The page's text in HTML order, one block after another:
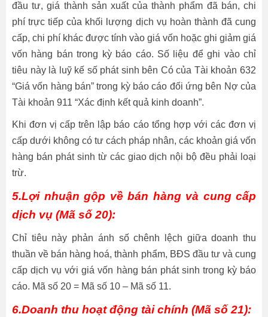
đầu tư, giá thành sản xuất của thành phẩm đã bán, chi
phí trực tiếp của khối lượng dịch vụ hoàn thành đã cung
cấp, chi phí khác được tính vào giá vốn hoặc ghi giảm giá
vốn hàng bán trong kỳ báo cáo. Số liệu để ghi vào chỉ
tiêu này là luỹ kế số phát sinh bên Có của Tài khoản 632
“Giá vốn hàng bán” trong kỳ báo cáo đối ứng bên Nợ của
Tài khoản 911 “Xác định kết quả kinh doanh”.
Khi đơn vị cấp trên lập báo cáo tổng hợp với các đơn vị
cấp dưới không có tư cách pháp nhân, các khoản giá vốn
hàng bán phát sinh từ các giao dịch nội bộ đều phải loại
trừ.
5.Lợi nhuận gộp về bán hàng và cung cấp
dịch vụ (Mã số 20):
Chỉ tiêu này phản ánh số chênh lệch giữa doanh thu
thuần về bán hàng hoá, thành phẩm, BĐS đầu tư và cung
cấp dịch vụ với giá vốn hàng bán phát sinh trong kỳ báo
cáo. Mã số 20 = Mã số 10 – Mã số 11.
6.Doanh thu hoạt động tài chính (Mã số 21):